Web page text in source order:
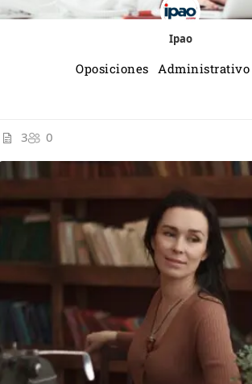
Ipao
Oposiciones
3 0